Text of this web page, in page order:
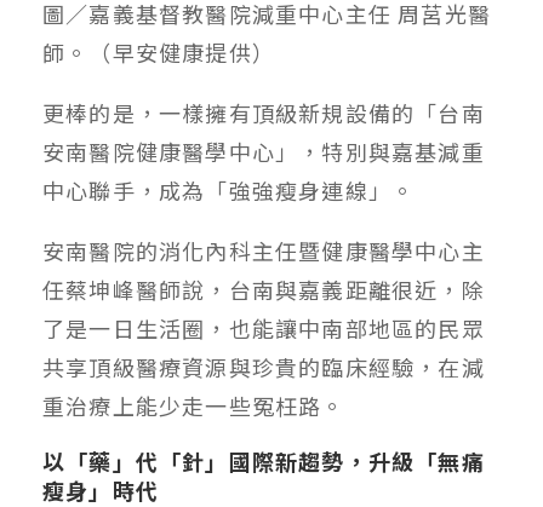
圖／嘉義基督教醫院減重中心主任 周莒光醫
師。（早安健康提供）
更棒的是，一樣擁有頂級新規設備的「台南
安南醫院健康醫學中心」，特別與嘉基減重
中心聯手，成為「強強瘦身連線」。
安南醫院的消化內科主任暨健康醫學中心主
任蔡坤峰醫師說，台南與嘉義距離很近，除
了是一日生活圈，也能讓中南部地區的民眾
共享頂級醫療資源與珍貴的臨床經驗，在減
重治療上能少走一些冤枉路。
以「藥」代「針」國際新趨勢，升級「無痛
瘦身」時代